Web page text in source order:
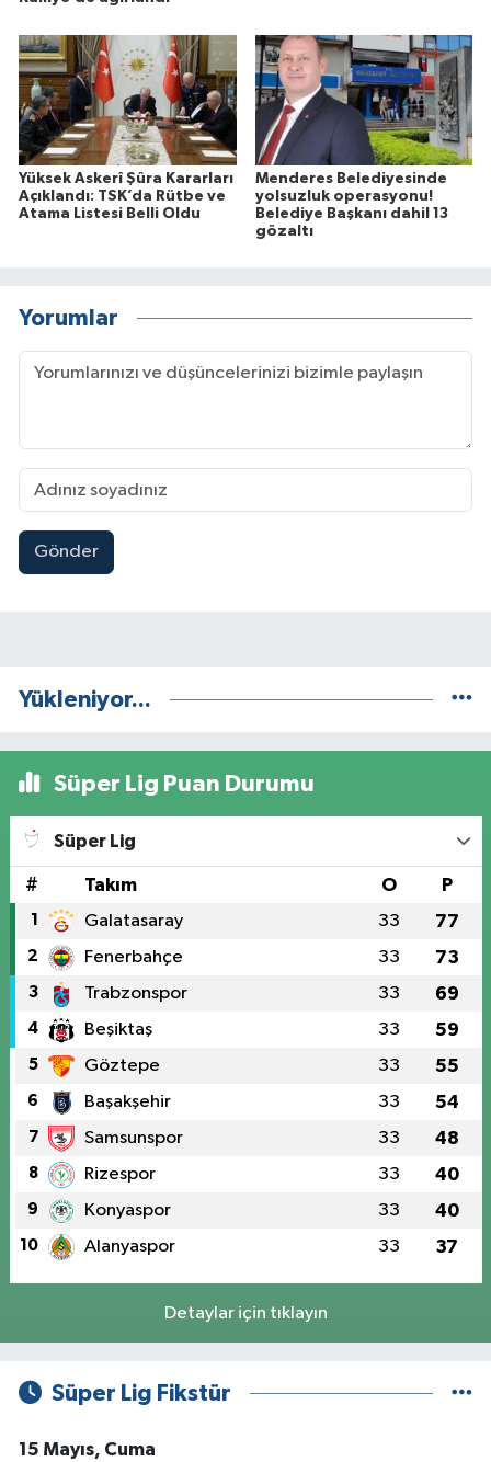
Yüksek Askerî Şûra Kararları
Açıklandı: TSK’da Rütbe ve
Atama Listesi Belli Oldu
Menderes Belediyesinde
yolsuzluk operasyonu!
Belediye Başkanı dahil 13
gözaltı
Yorumlar
Gönder
Yükleniyor...
Süper Lig Puan Durumu
Süper Lig
# Takım O P
1 Galatasaray 33 77
2 Fenerbahçe 33 73
3 Trabzonspor 33 69
4 Beşiktaş 33 59
5 Göztepe 33 55
6 Başakşehir 33 54
7 Samsunspor 33 48
8 Rizespor 33 40
9 Konyaspor 33 40
10 Alanyaspor 33 37
Detaylar için tıklayın
Süper Lig Fikstür
15 Mayıs, Cuma